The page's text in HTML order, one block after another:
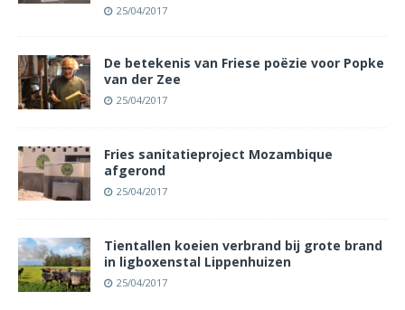
25/04/2017
De betekenis van Friese poëzie voor Popke
van der Zee
25/04/2017
Fries sanitatieproject Mozambique
afgerond
25/04/2017
Tientallen koeien verbrand bij grote brand
in ligboxenstal Lippenhuizen
25/04/2017